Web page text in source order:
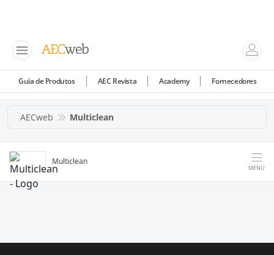
Guia de Produtos AEC Revista Academy Fornecedores
AECweb Multiclean
Multiclean
MENU